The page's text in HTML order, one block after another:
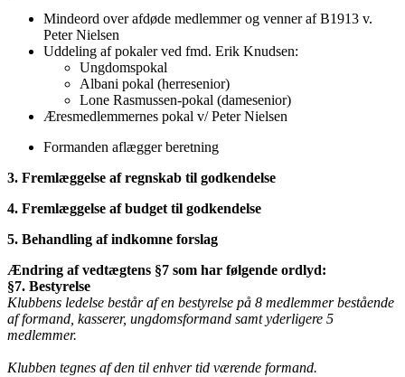
Mindeord over afdøde medlemmer og venner af B1913 v.
Peter Nielsen
Uddeling af pokaler ved fmd. Erik Knudsen:
Ungdomspokal
Albani pokal (herresenior)
Lone Rasmussen-pokal (damesenior)
Æresmedlemmernes pokal v/ Peter Nielsen
Formanden aflægger beretning
3. Fremlæggelse af regnskab til godkendelse
4. Fremlæggelse af budget til godkendelse
5. Behandling af indkomne forslag
Ændring af vedtægtens §7 som har følgende ordlyd:
§7. Bestyrelse
Klubbens ledelse består af en bestyrelse på 8 medlemmer bestående
af formand, kasserer, ungdomsformand samt yderligere 5
medlemmer.
Klubben tegnes af den til enhver tid værende formand.